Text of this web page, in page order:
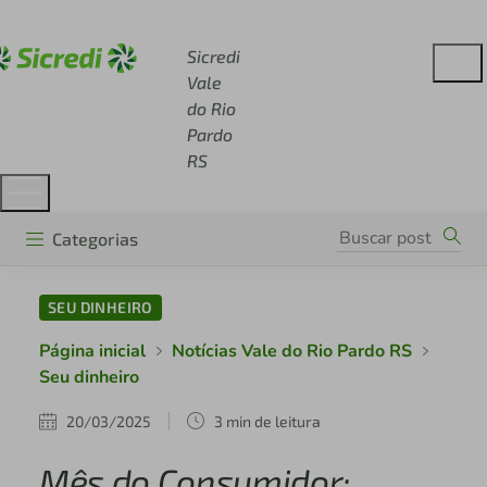
Sicredi
Vale
do Rio
Pardo
RS
Categorias
SEU DINHEIRO
Página inicial
Notícias Vale do Rio Pardo RS
Seu dinheiro
20/03/2025 3 min de leitura